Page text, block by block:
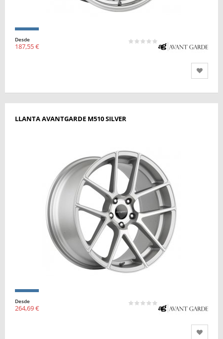
Desde
187,55 €
LLANTA AVANTGARDE M510 SILVER
Desde
264,69 €